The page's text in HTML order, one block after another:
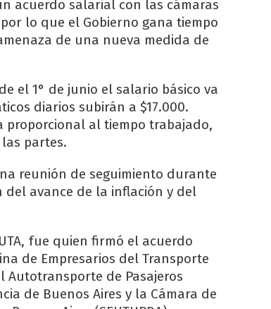
acuerdo salarial con las cámaras
lo que el Gobierno gana tiempo
de una nueva medida de
el 1° de junio el salario básico va
diarios subirán a $17.000.
proporcional al tiempo trabajado,
partes.
reunión de seguimiento durante
avance de la inflación y del
fue quien firmó el acuerdo
de Empresarios del Transporte
Autotransporte de Pasajeros
de Buenos Aires y la Cámara de